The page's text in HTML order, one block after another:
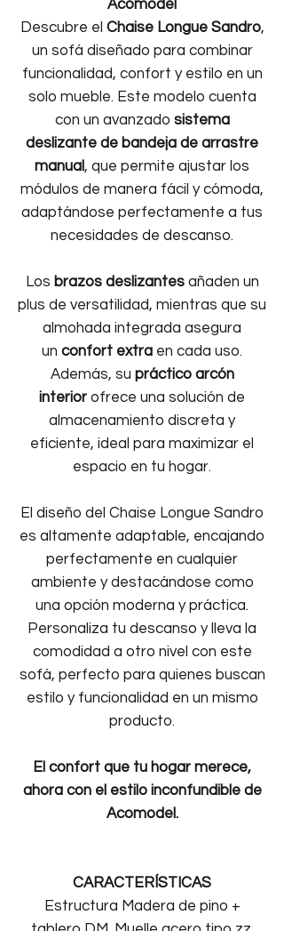
Acomodel
Descubre el Chaise Longue Sandro,
un sofá diseñado para combinar
funcionalidad, confort y estilo en un
solo mueble. Este modelo cuenta
con un avanzado sistema
deslizante de bandeja de arrastre
manual, que permite ajustar los
módulos de manera fácil y cómoda,
adaptándose perfectamente a tus
necesidades de descanso.
Los brazos deslizantesañaden un
plus de versatilidad, mientras que su
almohada integrada asegura
un confort extra en cada uso.
Además, su práctico arcón
interior ofrece una solución de
almacenamiento discreta y
eficiente, ideal para maximizar el
espacio en tu hogar.
El diseño del Chaise Longue Sandro
es altamente adaptable, encajando
perfectamente en cualquier
ambiente y destacándose como
una opción moderna y práctica.
Personaliza tu descanso y lleva la
comodidad a otro nivel con este
sofá, perfecto para quienes buscan
estilo y funcionalidad en un mismo
producto.
El confort que tu hogar merece,
ahora con el estilo inconfundible de
Acomodel.
CARACTERÍSTICAS
Estructura Madera de pino +